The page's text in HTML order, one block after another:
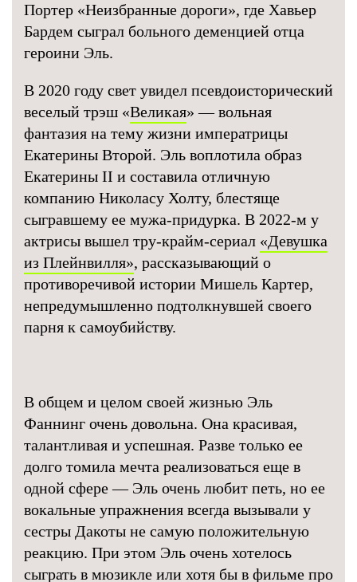
Портер «Неизбранные дороги», где Хавьер
Бардем сыграл больного деменцией отца
героини Эль.
В 2020 году свет увидел псевдоисторический
веселый трэш «Великая» — вольная
фантазия на тему жизни императрицы
Екатерины Второй. Эль воплотила образ
Екатерины II и составила отличную
компанию Николасу Холту, блестяще
сыгравшему ее мужа-придурка. В 2022-м у
актрисы вышел тру-крайм-сериал «Девушка
из Плейнвилля», рассказывающий о
противоречивой истории Мишель Картер,
непредумышленно подтолкнувшей своего
парня к самоубийству.
В общем и целом своей жизнью Эль
Фаннинг очень довольна. Она красивая,
талантливая и успешная. Разве только ее
долго томила мечта реализоваться еще в
одной сфере — Эль очень любит петь, но ее
вокальные упражнения всегда вызывали у
сестры Дакоты не самую положительную
реакцию. При этом Эль очень хотелось
сыграть в мюзикле или хотя бы в фильме про